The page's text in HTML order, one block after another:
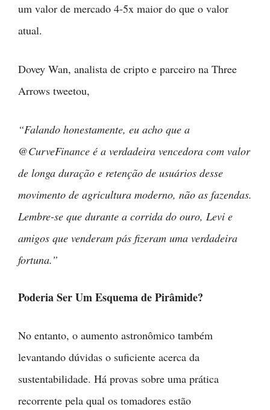
um valor de mercado 4-5x maior do que o valor
atual.
Dovey Wan, analista de cripto e parceiro na Three
Arrows tweetou,
“Falando honestamente, eu acho que a
@CurveFinance é a verdadeira vencedora com valor
de longa duração e retenção de usuários desse
movimento de agricultura moderno, não as fazendas.
Lembre-se que durante a corrida do ouro, Levi e
amigos que venderam pás fizeram uma verdadeira
fortuna.”
Poderia Ser Um Esquema de Pirâmide?
No entanto, o aumento astronômico também
levantando dúvidas o suficiente acerca da
sustentabilidade. Há provas sobre uma prática
recorrente pela qual os tomadores estão